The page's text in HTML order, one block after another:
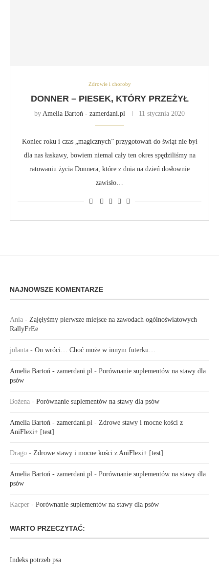
Zdrowie i choroby
DONNER – PIESEK, KTÓRY PRZEŻYŁ
by Amelia Bartoń - zamerdani.pl 11 stycznia 2020
Koniec roku i czas „magicznych” przygotowań do świąt nie był
dla nas łaskawy, bowiem niemal cały ten okres spędziliśmy na
ratowaniu życia Donnera, które z dnia na dzień dosłownie
zawisło…
NAJNOWSZE KOMENTARZE
Ania - Zajęłyśmy pierwsze miejsce na zawodach ogólnoświatowych
RallyFrEe
jolanta - On wróci… Choć może w innym futerku…
Amelia Bartoń - zamerdani.pl - Porównanie suplementów na stawy dla
psów
Bożena - Porównanie suplementów na stawy dla psów
Amelia Bartoń - zamerdani.pl - Zdrowe stawy i mocne kości z
AniFlexi+ [test]
Drago - Zdrowe stawy i mocne kości z AniFlexi+ [test]
Amelia Bartoń - zamerdani.pl - Porównanie suplementów na stawy dla
psów
Kacper - Porównanie suplementów na stawy dla psów
WARTO PRZECZYTAĆ:
Indeks potrzeb psa